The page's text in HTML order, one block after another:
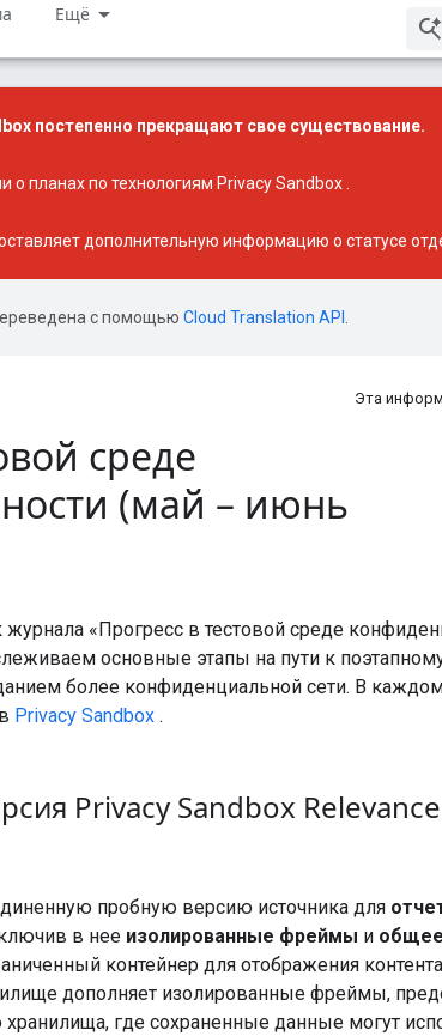
Ещё
постепенно прекращают свое существование.
о планах по технологиям Privacy Sandbox
дополнительную информацию о статусе
с помощью Cloud Translation API
Эта
среде
(май – июнь
«Прогресс в тестовой среде
основные этапы на пути к
более конфиденциальной сети. В
Privacy Sandbox .
Privacy Sandbox
пробную версию источника для
в нее изолированные фреймы и
контейнер для отображения
дополняет изолированные фреймы,
где сохраненные данные могут